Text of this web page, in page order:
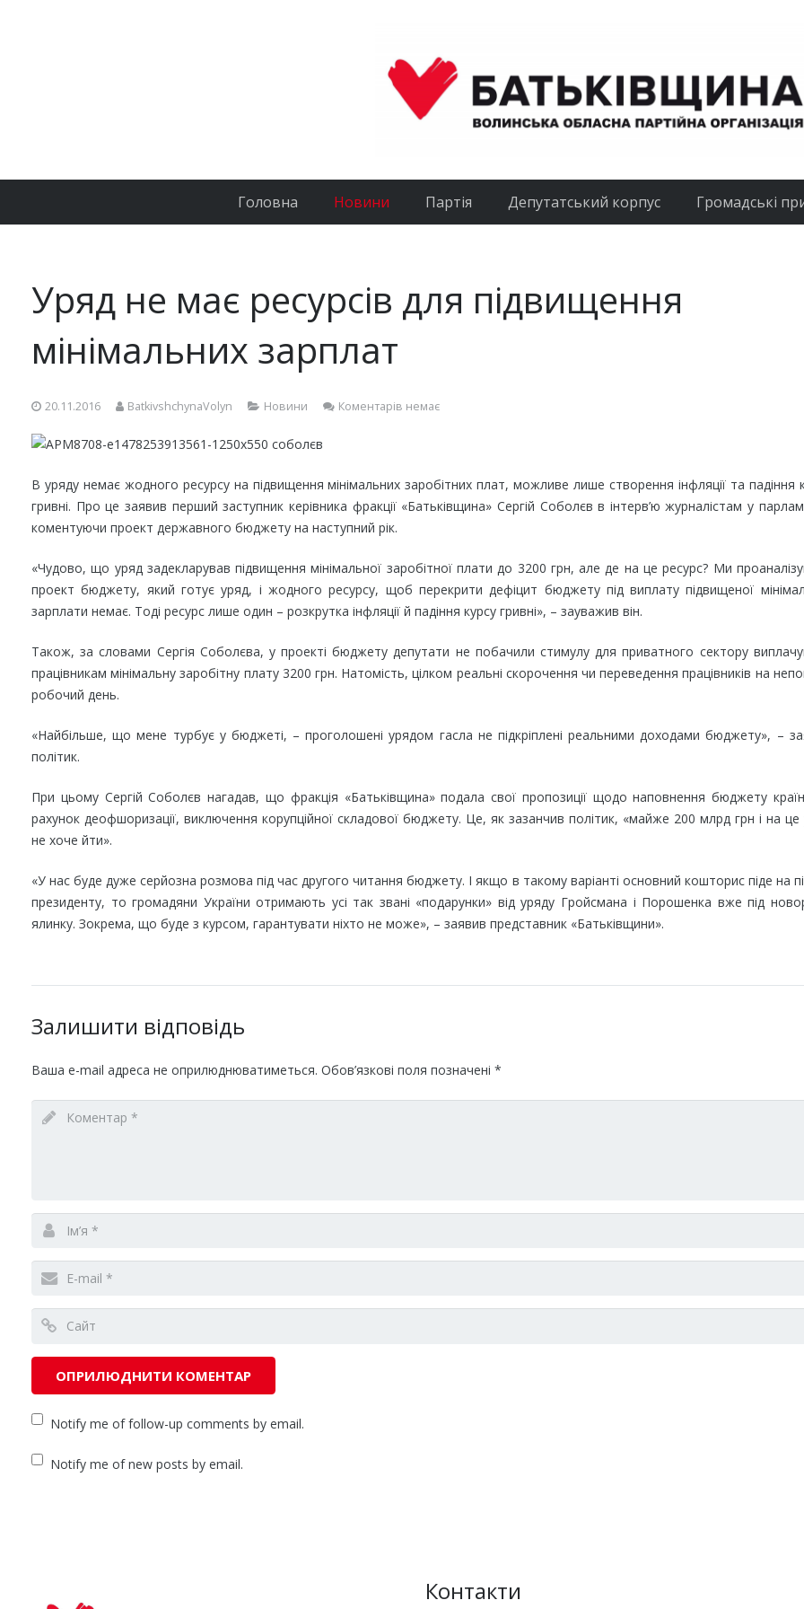
Головна Новини Партія Депутатський корпус Громадські
Уряд не має ресурсів для підвищення
мінімальних зарплат
20.11.2016 BatkivshchynaVolyn Новини Коментарів немає
В уряду немає жодного ресурсу на підвищення мінімальних заробітних плат, можливе лише створення інфляції та падіння
гривні. Про це заявив перший заступник керівника фракції «Батьківщина» Сергій Соболєв в інтерв’ю журналістам у
коментуючи проект державного бюджету на наступний рік.
«Чудово, що уряд задекларував підвищення мінімальної заробітної плати до 3200 грн, але де на це ресурс? Ми
проект бюджету, який готує уряд, і жодного ресурсу, щоб перекрити дефіцит бюджету під виплату підвищеної
зарплати немає. Тоді ресурс лише один – розкрутка інфляції й падіння курсу гривні», – зауважив він.
Також, за словами Сергія Соболєва, у проекті бюджету депутати не побачили стимулу для приватного сектору
працівникам мінімальну заробітну плату 3200 грн. Натомість, цілком реальні скорочення чи переведення працівників на
робочий день.
«Найбільше, що мене турбує у бюджеті, – проголошені урядом гасла не підкріплені реальними доходами бюджету», –
політик.
При цьому Сергій Соболєв нагадав, що фракція «Батьківщина» подала свої пропозиції щодо наповнення бюджету
рахунок деофшоризації, виключення корупційної складової бюджету. Це, як зазанчив політик, «майже 200 млрд грн і на це
не хоче йти».
«У нас буде дуже серйозна розмова під час другого читання бюджету. І якщо в такому варіанті основний кошторис піде на
президенту, то громадяни України отримають усі так звані «подарунки» від уряду Гройсмана і Порошенка вже під
ялинку. Зокрема, що буде з курсом, гарантувати ніхто не може», – заявив представник «Батьківщини».
Залишити відповідь
Ваша e-mail адреса не оприлюднюватиметься. Обов’язкові поля позначені *
Notify me of follow-up comments by email.
Notify me of new posts by email.
Контакти